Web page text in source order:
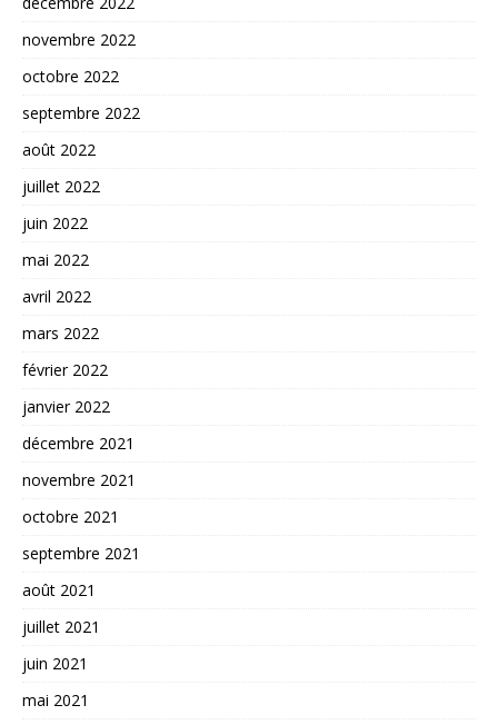
novembre 2022
octobre 2022
septembre 2022
août 2022
juillet 2022
juin 2022
mai 2022
avril 2022
mars 2022
février 2022
janvier 2022
décembre 2021
novembre 2021
octobre 2021
septembre 2021
août 2021
juillet 2021
juin 2021
mai 2021